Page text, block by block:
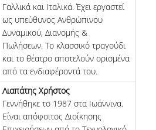
Γαλλικά και Ιταλικά. Έχει εργαστεί
ως υπεύθυνος Ανθρώπινου
Δυναμικού, Διανομής &
Πωλήσεων. Το κλασσικό τραγούδι
και το θέατρο αποτελούν ορισμένα
από τα ενδιαφέροντά του.
Λιαπάτης Χρήστος
Γεννήθηκε το 1987 στα Ιωάννινα.
Είναι απόφοιτος Διοίκησης